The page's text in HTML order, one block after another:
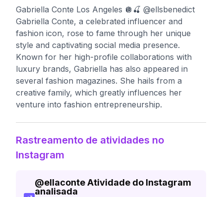
Gabriella Conte Los Angeles 🪩🍒 @ellsbenedict
Gabriella Conte, a celebrated influencer and
fashion icon, rose to fame through her unique
style and captivating social media presence.
Known for her high-profile collaborations with
luxury brands, Gabriella has also appeared in
several fashion magazines. She hails from a
creative family, which greatly influences her
venture into fashion entrepreneurship.
Rastreamento de atividades no
Instagram
@ellaconte Atividade do Instagram
analisada